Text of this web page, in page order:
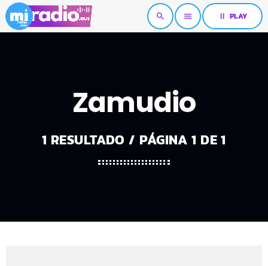
search menu pause PLAY
Zamudio
1 RESULTADO / PÁGINA 1 DE 1